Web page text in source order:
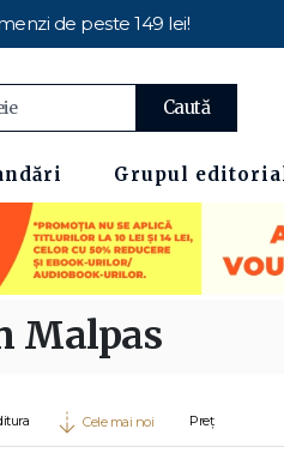
de peste 149 lei!
Caută
Grupul
Malpas
Cele mai noi Preț